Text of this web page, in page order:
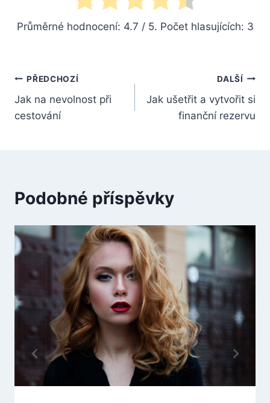
Průměrné hodnocení: 4.7 / 5. Počet hlasujících: 3
Navigace
pro
PŘEDCHOZÍ
Jak na nevolnost při
cestování
DALŠÍ
Jak ušetřit a vytvořit si
finanční rezervu
Podobné příspěvky